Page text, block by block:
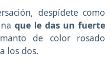
despídete como
que le das un fuerte
de color rosado
los dos.